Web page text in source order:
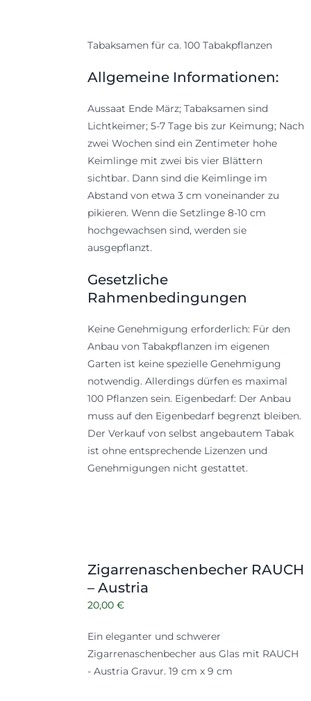
Tabaksamen für ca. 100 Tabakpflanzen
Allgemeine Informationen:
Aussaat Ende März; Tabaksamen sind
Lichtkeimer; 5-7 Tage bis zur Keimung; Nach
zwei Wochen sind ein Zentimeter hohe
Keimlinge mit zwei bis vier Blättern
sichtbar. Dann sind die Keimlinge im
Abstand von etwa 3 cm voneinander zu
pikieren. Wenn die Setzlinge 8-10 cm
hochgewachsen sind, werden sie
ausgepflanzt.
Gesetzliche
Rahmenbedingungen
Keine Genehmigung erforderlich: Für den
Anbau von Tabakpflanzen im eigenen
Garten ist keine spezielle Genehmigung
notwendig. Allerdings dürfen es maximal
100 Pflanzen sein. Eigenbedarf: Der Anbau
muss auf den Eigenbedarf begrenzt bleiben.
Der Verkauf von selbst angebautem Tabak
ist ohne entsprechende Lizenzen und
Genehmigungen nicht gestattet.
Zigarrenaschenbecher RAUCH
– Austria
20,00 €
Ein eleganter und schwerer
Zigarrenaschenbecher aus Glas mit RAUCH
- Austria Gravur. 19 cm x 9 cm